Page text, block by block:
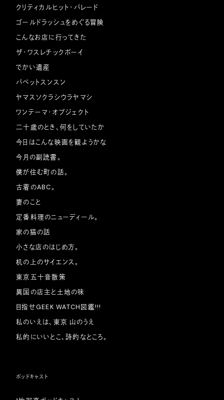
クリティカルヒット・パレード
ゴールドラッシュをめぐる冒険
こんなお店に行ってきた
ザ・ワスレチックボーイ
でかい遺産
パペットスンスン
ヤマスソクラシウラヤマシ
ワンテーマ・オブジェクト
二十歳のとき、何をしていたか
今日はこんな映画を観ようかな
今月の副読書。
僕が住む町の話。
古着のABC。
妻のこと
定番料理のニューディール。
家の猫の話
小さな店のはじめ方。
机の上のサイエンス。
東京五十音散策
異国の店主と土地の味
目指せGEEK WATCH図鑑!!!
私のいえは、東京 山のうえ
私的にいいとこ、詩的なところ。
ポッドキャスト